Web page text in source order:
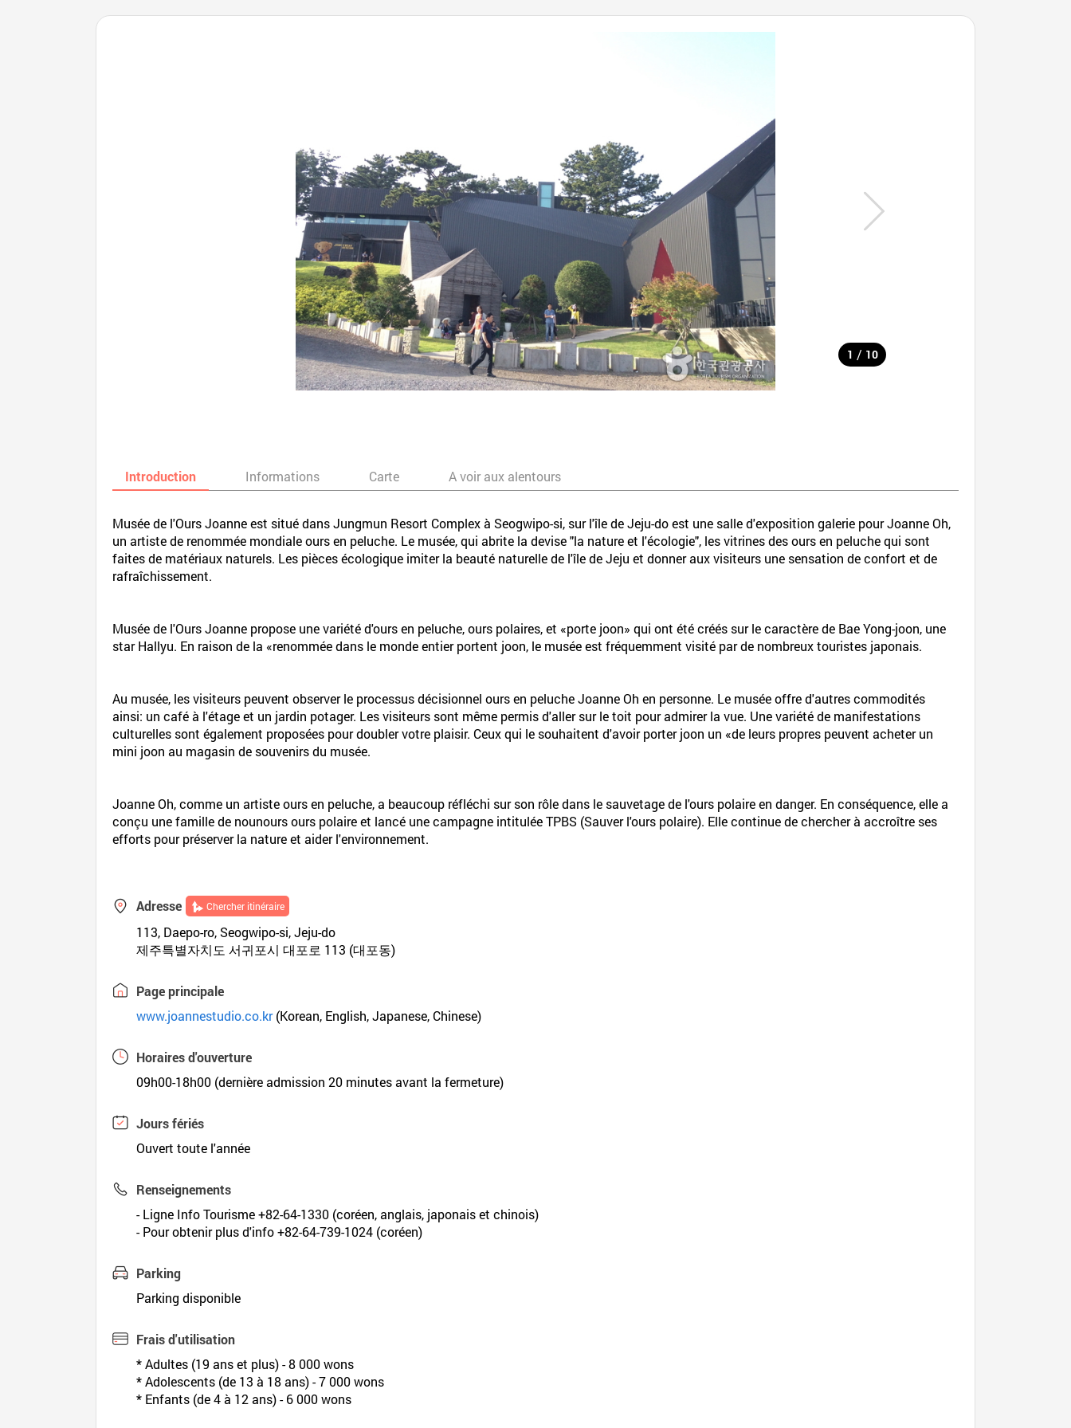
1 / 10
Introduction Informations Carte A voir aux alentours
Musée de l'Ours Joanne est situé dans Jungmun Resort Complex à Seogwipo-si, sur l'île de Jeju-do est une salle d'exposition galerie pour Joanne Oh,
un artiste de renommée mondiale ours en peluche. Le musée, qui abrite la devise "la nature et l'écologie", les vitrines des ours en peluche qui sont
faites de matériaux naturels. Les pièces écologique imiter la beauté naturelle de l'île de Jeju et donner aux visiteurs une sensation de confort et de
rafraîchissement.
Musée de l'Ours Joanne propose une variété d'ours en peluche, ours polaires, et «porte joon» qui ont été créés sur le caractère de Bae Yong-joon, une
star Hallyu. En raison de la «renommée dans le monde entier portent joon, le musée est fréquemment visité par de nombreux touristes japonais.
Au musée, les visiteurs peuvent observer le processus décisionnel ours en peluche Joanne Oh en personne. Le musée offre d'autres commodités
ainsi: un café à l'étage et un jardin potager. Les visiteurs sont même permis d'aller sur le toit pour admirer la vue. Une variété de manifestations
culturelles sont également proposées pour doubler votre plaisir. Ceux qui le souhaitent d'avoir porter joon un «de leurs propres peuvent acheter un
mini joon au magasin de souvenirs du musée.
Joanne Oh, comme un artiste ours en peluche, a beaucoup réfléchi sur son rôle dans le sauvetage de l'ours polaire en danger. En conséquence, elle a
conçu une famille de nounours ours polaire et lancé une campagne intitulée TPBS (Sauver l'ours polaire). Elle continue de chercher à accroître ses
efforts pour préserver la nature et aider l'environnement.
Adresse Chercher itinéraire
113, Daepo-ro, Seogwipo-si, Jeju-do
제주특별자치도 서귀포시 대포로 113 (대포동)
Page principale
www.joannestudio.co.kr(Korean, English, Japanese, Chinese)
Horaires d'ouverture
09h00-18h00 (dernière admission 20 minutes avant la fermeture)
Jours fériés
Ouvert toute l'année
Renseignements
- Ligne Info Tourisme +82-64-1330 (coréen, anglais, japonais et chinois)
- Pour obtenir plus d'info +82-64-739-1024 (coréen)
Parking
Parking disponible
Frais d'utilisation
* Adultes (19 ans et plus) - 8 000 wons
* Adolescents (de 13 à 18 ans) - 7 000 wons
* Enfants (de 4 à 12 ans) - 6 000 wons